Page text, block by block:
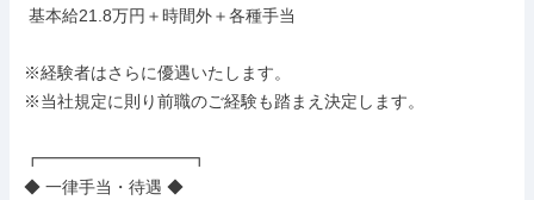
※経験者はさらに優遇いたします。
※当社規定に則り前職のご経験も踏まえ決定します。
┏━━━━━━━━━┓
◆ 一律手当・待遇 ◆